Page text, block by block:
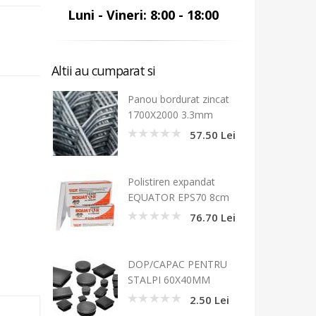
Luni - Vineri: 8:00 - 18:00
Altii au cumparat si
Panou bordurat zincat
1700X2000 3.3mm
57.50 Lei
Polistiren expandat
EQUATOR EPS70 8cm
76.70 Lei
DOP/CAPAC PENTRU
STALPI 60X40MM
2.50 Lei